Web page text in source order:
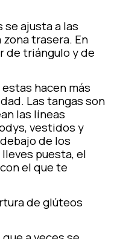
ajusta a las
trasera. En
de triángulo y de
hacen más
Las tangas son
las líneas
vestidos y
de los
puesta, el
el que te
de glúteos